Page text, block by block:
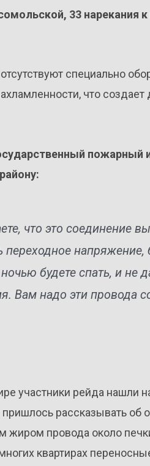
33 нарекания
отсутствуют специально
что
пожарный
что это соединение
переходное
будете спать, и не
Вам надо эти провода
участники рейда нашли
рассказывать об
провода около
квартирах